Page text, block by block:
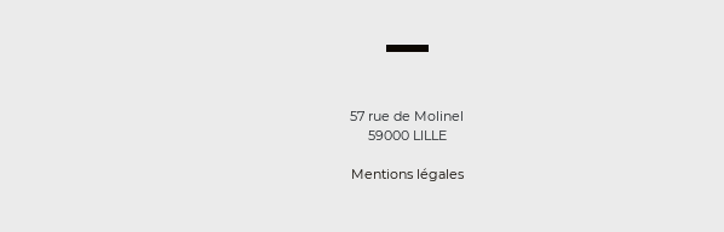
57 rue de Molinel
59000 LILLE
Mentions légales